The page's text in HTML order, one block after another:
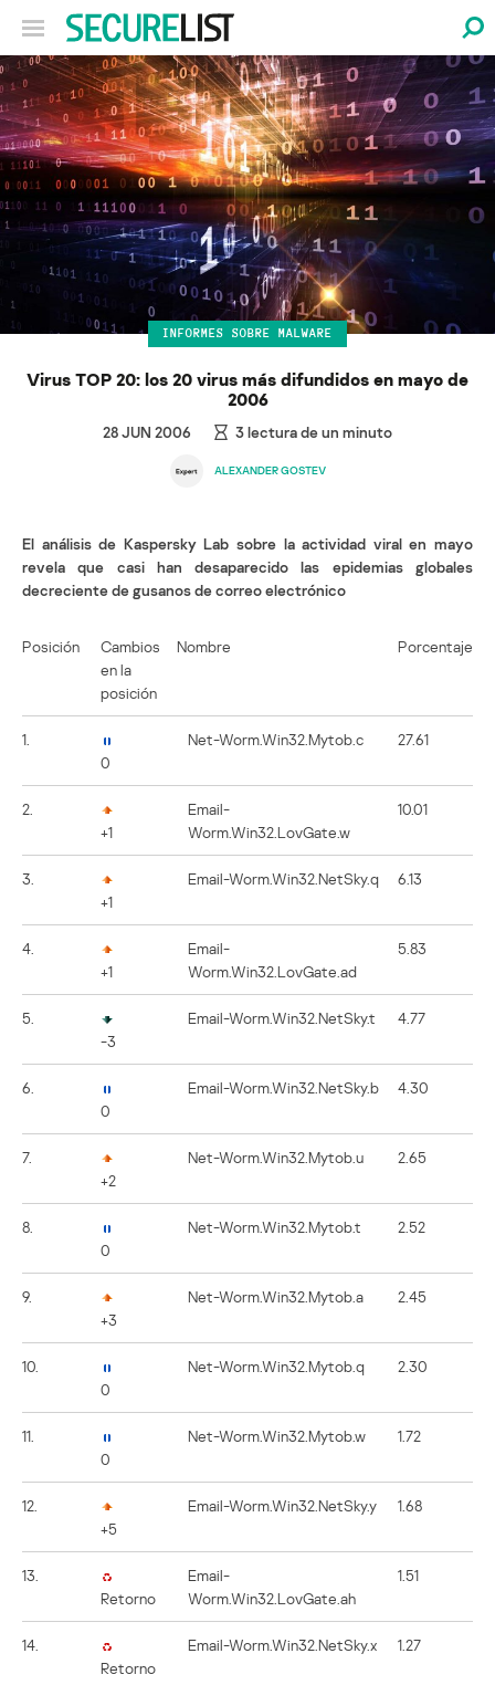
INFORMES SOBRE MALWARE
Virus TOP 20: los 20 virus más difundidos en mayo de
2006
28 JUN 2006 3lectura de un minuto
ALEXANDER GOSTEV
El análisis de Kaspersky Lab sobre la actividad viral en mayo
revela que casi han desaparecido las epidemias globales
decreciente de gusanos de correo electrónico
Posición
Cambios
en la
posición
Nombre Porcentaje
1.
0
Net-Worm.Win32.Mytob.c 27.61
2.
+1
Email-
Worm.Win32.LovGate.w
10.01
3.
+1
Email-Worm.Win32.NetSky.q 6.13
4.
+1
Email-
Worm.Win32.LovGate.ad
5.83
5.
-3
Email-Worm.Win32.NetSky.t 4.77
6.
0
Email-Worm.Win32.NetSky.b 4.30
7.
+2
Net-Worm.Win32.Mytob.u 2.65
8.
0
Net-Worm.Win32.Mytob.t 2.52
9.
+3
Net-Worm.Win32.Mytob.a 2.45
10.
0
Net-Worm.Win32.Mytob.q 2.30
11.
0
Net-Worm.Win32.Mytob.w 1.72
12.
+5
Email-Worm.Win32.NetSky.y 1.68
13.
Retorno
Email-
Worm.Win32.LovGate.ah
1.51
14.
Retorno
Email-Worm.Win32.NetSky.x 1.27